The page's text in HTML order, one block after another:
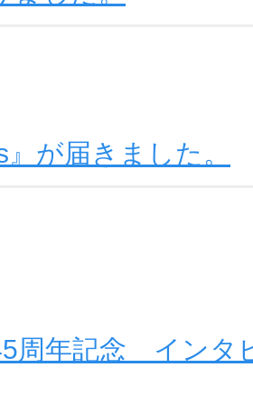
』が届きました。
周年記念 インタ